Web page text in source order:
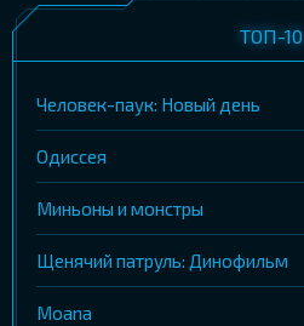
ТОП-10
Человек-паук: Новый день
Одиссея
Миньоны и монстры
Щенячий патруль: Динофильм
Moana